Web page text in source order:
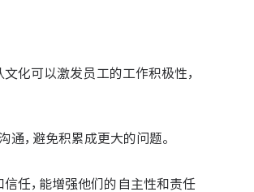
化可以激发员工的工作积极性，
，避免积累成更大的问题。
任，能增强他们的自主性和责任